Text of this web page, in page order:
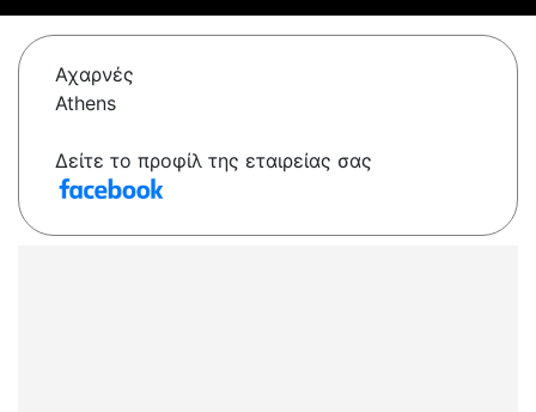
Αχαρνές
Athens
Δείτε το προφίλ της εταιρείας σας